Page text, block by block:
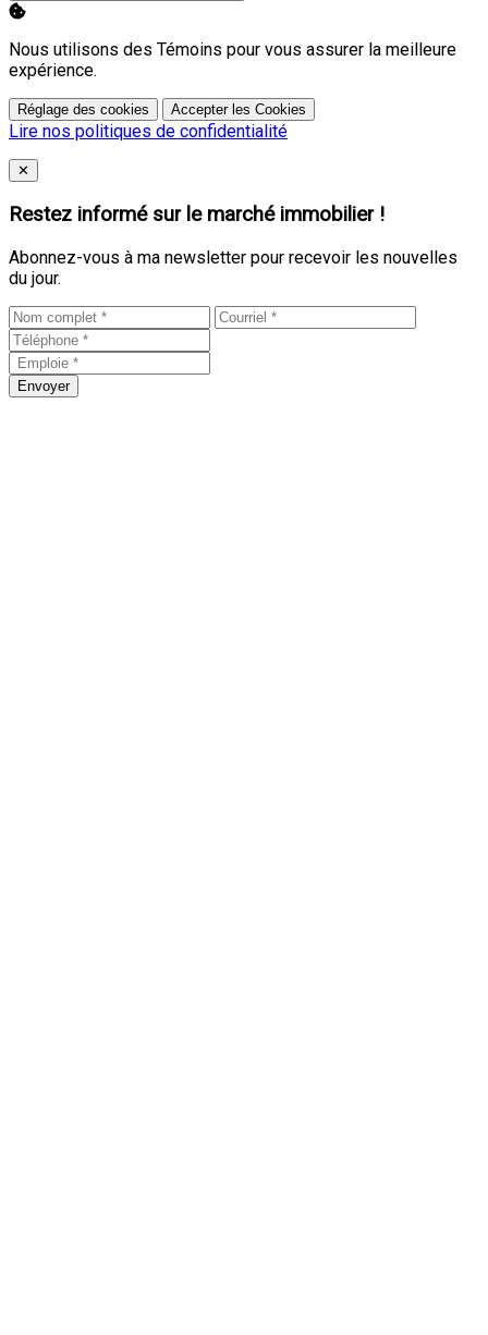
Nous utilisons des Témoins pour vous assurer la meilleure
expérience.
Réglage des cookies Accepter les Cookies
Lire nos politiques de confidentialité
Close
✕
Restez informé sur le marché immobilier !
Abonnez-vous à ma newsletter pour recevoir les nouvelles
du jour.
Envoyer